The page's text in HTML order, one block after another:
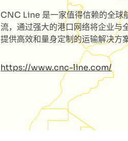
CNC Line 是一家值得信赖的全球
流，通过强大的港口网络将企业与
提供高效和量身定制的运输解决方案
https://www.cnc-line.com/